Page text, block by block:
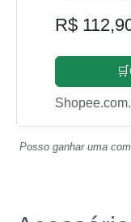
R$
Posso ganhar uma